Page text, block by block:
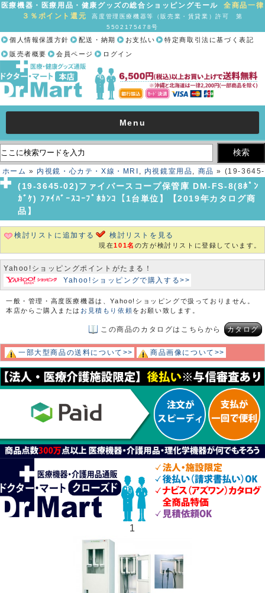
医療機器・医療用品・健康グッズの総合ショッピングモール全商品一律
３％ポイント還元
高度管理医療機器等（販売業・賃貸業）許可 第
5502175478号
個人情報保護方針 配送・納期 お支払い
特定商取引法に基づく表記
販売者概要
会員ページ ログイン
Menu
ホーム » 内視鏡・心カテ・X線・MRI , 内視鏡室用品, 商品 » (19-3645-
02)ファイバースコープ保管庫 DM-FS-8(8ﾎﾟﾝｶﾞｹ) ﾌｧｲﾊﾞｰｽｺｰﾌﾟﾎｶﾝｺ
【1台単位】【2019年カタログ商品】
(19-3645-02)ファイバースコープ保管庫 DM-FS-8(8ﾎﾟﾝ
ｶﾞｹ) ﾌｧｲﾊﾞｰｽｺｰﾌﾟﾎｶﾝｺ【1台単位】【2019年カタログ商
品】
検討リストに追加する 検討リストを見る
現在101名 の方が検討リストに登録しています。
Yahoo!ショッピングポイントがたまる！
Yahoo!ショッピングで購入する>>
一般・管理・高度医療機器は、Yahoo!ショッピングで扱っておりません。
本店からご購入または お見積もり依頼をお願い致します。
この商品のカタログはこちらから カタログ
一部大型商品の送料について>> 商品画像について>>
1